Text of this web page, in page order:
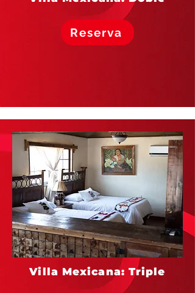
Reserva
Villa Mexicana: Triple